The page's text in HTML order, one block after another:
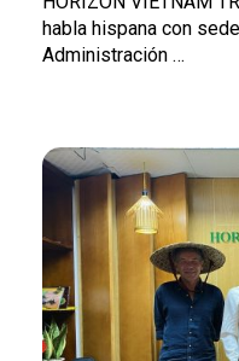
habla hispana con
Administración …